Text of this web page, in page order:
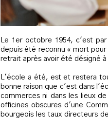
Le 1er octobre 1954, c'est
depuis été reconnu « mort
retrait après avoir été désigné
L'école a été, est et restera
bonne raison que c'est dans
commerces ni dans les lieux
officines obscures d'une
bourgeois les taux directeurs